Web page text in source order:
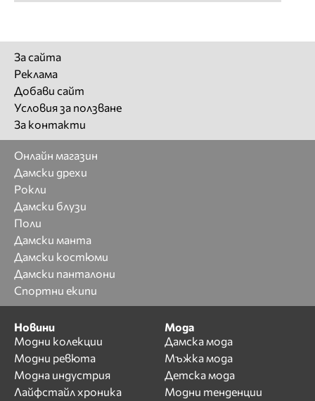
За сайта
Реклама
Добави сайт
Условия за ползване
За контакти
Онлайн магазин
Дамски дрехи
Рокли
Дамски блузи
Поли
Дамски манта
Дамски костюми
Дамски панталони
Спортни екипи
Новини
Модни колекции
Модни ревюта
Модна индустрия
Лайфстайл хроника
Мода
Дамска мода
Мъжка мода
Детска мода
Модни тенденции